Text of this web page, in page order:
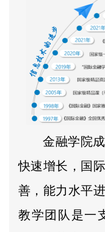
金融学院
快速增长，国
善，能力水平
教学团队是一